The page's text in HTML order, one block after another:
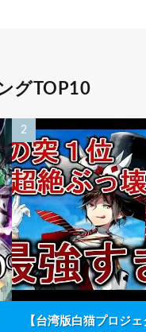
グTOP10
【台湾版白猫プロジェ